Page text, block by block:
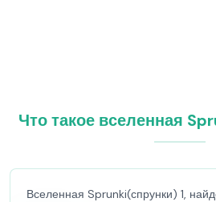
Что такое вселенная
Вселенная Sprunki(спрунки) 1,